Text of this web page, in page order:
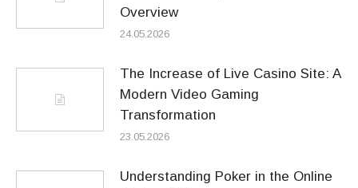
Overview
24.05.2026
The Increase of Live Casino Site: A
Modern Video Gaming
Transformation
23.05.2026
Understanding Poker in the Online